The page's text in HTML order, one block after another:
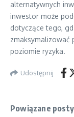
alternatywnych
inwestor może
dotyczące tego,
zmaksymalizować
poziomie ryzyka.
Udostępnij
Powiązane posty